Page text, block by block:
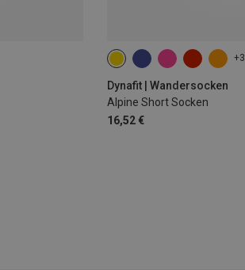
+3
Dynafit | Wandersocken
Alpine Short Socken
16,52 €
35|36|37|38 39|40|41|42